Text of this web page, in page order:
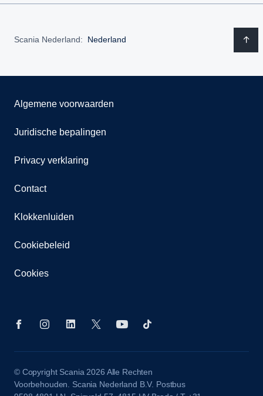
Scania Nederland: Nederland
Algemene voorwaarden
Juridische bepalingen
Privacy verklaring
Contact
Klokkenluiden
Cookiebeleid
Cookies
© Copyright Scania 2026 Alle Rechten
Voorbehouden. Scania Nederland B.V. Postbus